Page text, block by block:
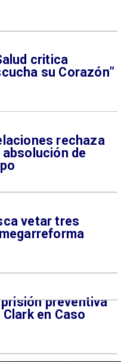
critica
su Corazón”
rechaza
de
vetar tres
preventiva
en Caso